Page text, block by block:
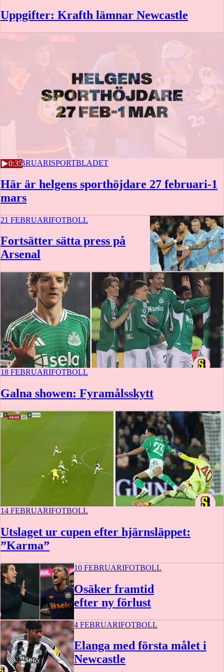
Uppgifter: Krafth lämnar Newcastle
0:35
23 FEBRUARISPORTBLADET
Här är helgens sporthöjdare 27 februari-1
mars
21 FEBRUARIFOTBOLL
Fortsätter sätta press på
Arsenal
18 FEBRUARIFOTBOLL
Galna showen: Fyramålsskytt
14 FEBRUARIFOTBOLL
Utslaget ur cupen efter hjärnsläppet:
”Karma”
10 FEBRUARIFOTBOLL
Osäker framtid
efter ny förlust
4 FEBRUARIFOTBOLL
Elanga med första målet i
Newcastle